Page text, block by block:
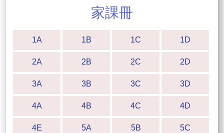
家課冊
1A 1B 1C 1D
2A 2B 2C 2D
3A 3B 3C 3D
4A 4B 4C 4D
4E 5A 5B 5C